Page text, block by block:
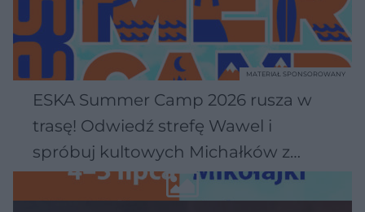
ESKA Summer Camp 2026 rusza w
trasę! Odwiedź strefę Wawel i
spróbuj kultowych Michałków z
Wawelu
MATERIAŁ SPONSOROWANY